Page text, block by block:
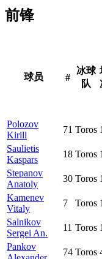
前锋
球员 #
冰球
队
Polozov
Kirill
71 Toros
Saulietis
Kaspars
18 Toros
Stepanov
Anatoly
30 Toros
Kamenev
Vitaly
7 Toros
Salnikov
Sergei An.
11 Toros
Pankov
74 Toros